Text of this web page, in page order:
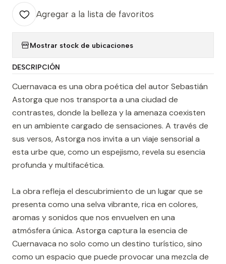
Agregar a la lista de favoritos
Mostrar stock de ubicaciones
DESCRIPCIÓN
Cuernavaca es una obra poética del autor Sebastián
Astorga que nos transporta a una ciudad de
contrastes, donde la belleza y la amenaza coexisten
en un ambiente cargado de sensaciones. A través de
sus versos, Astorga nos invita a un viaje sensorial a
esta urbe que, como un espejismo, revela su esencia
profunda y multifacética.
La obra refleja el descubrimiento de un lugar que se
presenta como una selva vibrante, rica en colores,
aromas y sonidos que nos envuelven en una
atmósfera única. Astorga captura la esencia de
Cuernavaca no solo como un destino turístico, sino
como un espacio que puede provocar una mezcla de